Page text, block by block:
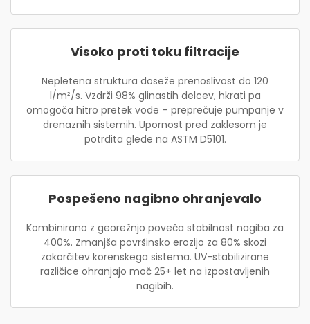
Visoko proti toku filtracije
Nepletena struktura doseže prenoslivost do 120
l/m²/s. Vzdrži 98% glinastih delcev, hkrati pa
omogoča hitro pretek vode – preprečuje pumpanje v
drenaznih sistemih. Upornost pred zaklesom je
potrdita glede na ASTM D5101.
Pospešeno nagibno ohranjevalo
Kombinirano z georežnjo poveča stabilnost nagiba za
400%. Zmanjša površinsko erozijo za 80% skozi
zakorčitev korenskega sistema. UV-stabilizirane
različice ohranjajo moč 25+ let na izpostavljenih
nagibih.